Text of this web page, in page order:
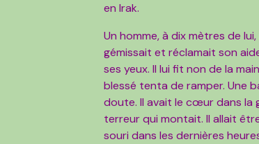
en Irak.
Un homme, à dix mètres de
gémissait et réclamait son
ses yeux. Il lui fit non de la
blessé tenta de ramper. Une
doute. Il avait le cœur dans la
terreur qui montait. Il allait
souri dans les dernières